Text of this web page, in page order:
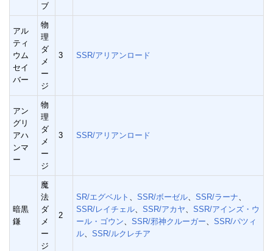
ブ
アル
ティ
ウム
セイ
バー
物
理
ダ
メ
ー
ジ
3 SSR/アリアンロード
アン
グリ
アハ
ンマ
ー
物
理
ダ
メ
ー
ジ
3 SSR/アリアンロード
暗黒
鎌
魔
法
ダ
メ
ー
ジ
2
SR/エグベルト SSR/ボーゼル SSR/ラーナ
SSR/レイチェル
SSR/アカヤ
SSR/アインズ・ウ
ール・ゴウン
SSR/邪神クルーガー
SSR/パツィ
ル
SSR/ルクレチア